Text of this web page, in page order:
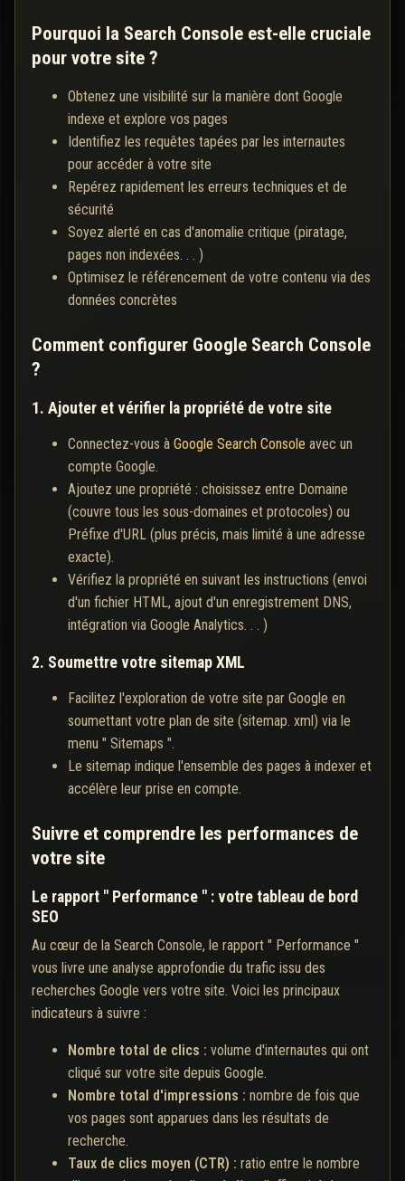
Pourquoi la Search Console est-elle cruciale
pour votre site ?
Obtenez une visibilité sur la manière dont Google
indexe et explore vos pages
Identifiez les requêtes tapées par les internautes
pour accéder à votre site
Repérez rapidement les erreurs techniques et de
sécurité
Soyez alerté en cas d'anomalie critique (piratage,
pages non indexées. . . )
Optimisez le référencement de votre contenu via des
données concrètes
Comment configurer Google Search Console
?
1. Ajouter et vérifier la propriété de votre site
Connectez-vous à Google Search Console avec un
compte Google.
Ajoutez une propriété : choisissez entre Domaine
(couvre tous les sous-domaines et protocoles) ou
Préfixe d'URL (plus précis, mais limité à une adresse
exacte).
Vérifiez la propriété en suivant les instructions (envoi
d'un fichier HTML, ajout d'un enregistrement DNS,
intégration via Google Analytics. . . )
2. Soumettre votre sitemap XML
Facilitez l'exploration de votre site par Google en
soumettant votre plan de site (sitemap. xml) via le
menu " Sitemaps ".
Le sitemap indique l'ensemble des pages à indexer et
accélère leur prise en compte.
Suivre et comprendre les performances de
votre site
Le rapport " Performance " : votre tableau de bord
SEO
Au cœur de la Search Console, le rapport " Performance "
vous livre une analyse approfondie du trafic issu des
recherches Google vers votre site. Voici les principaux
indicateurs à suivre :
Nombre total de clics : volume d'internautes qui ont
cliqué sur votre site depuis Google.
Nombre total d'impressions : nombre de fois que
vos pages sont apparues dans les résultats de
recherche.
Taux de clics moyen (CTR) : ratio entre le nombre